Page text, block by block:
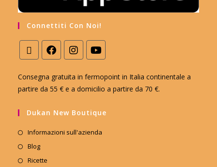
Connettiti Con Noi!
Consegna gratuita in fermopoint in Italia continentale a
partire da 55 € e a domicilio a partire da 70 €.
Dukan New Boutique
Informazioni sull'azienda
Blog
Ricette